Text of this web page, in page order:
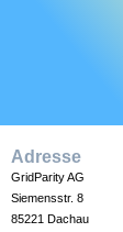
Adresse
GridParity AG
Siemensstr. 8
85221 Dachau